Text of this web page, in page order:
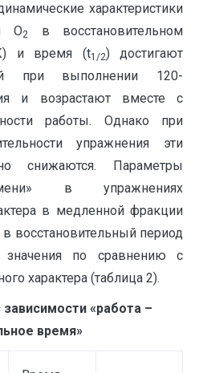
характеристики
О2
в восстановительном
и время (t1/2) достигают
при выполнении 120-
и возрастают вместе с
работы. Однако при
упражнения эти
снижаются. Параметры
в упражнениях
в медленной фракции
восстановительный период
по сравнению с
характера (таблица 2).
«работа –
время»